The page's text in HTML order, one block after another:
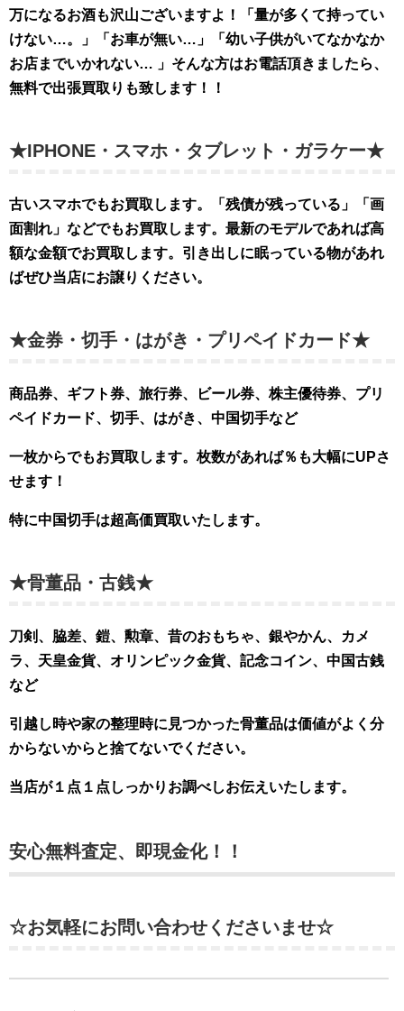
万になるお酒も沢山ございますよ！「量が多くて持ってい
けない…。」「お車が無い…」「幼い子供がいてなかなか
お店までいかれない… 」そんな方はお電話頂きましたら、
無料で出張買取りも致します！！
★IPHONE・スマホ・タブレット・ガラケー★
古いスマホでもお買取します。「残債が残っている」「画
面割れ」などでもお買取します。最新のモデルであれば高
額な金額でお買取します。引き出しに眠っている物があれ
ばぜひ当店にお譲りください。
★金券・切手・はがき・プリペイドカード★
商品券、ギフト券、旅行券、ビール券、株主優待券、プリ
ペイドカード、切手、はがき、中国切手など
一枚からでもお買取します。枚数があれば％も大幅にUPさ
せます！
特に中国切手は超高価買取いたします。
★骨董品・古銭★
刀剣、脇差、鎧、勲章、昔のおもちゃ、銀やかん、カメ
ラ、天皇金貨、オリンピック金貨、記念コイン、中国古銭
など
引越し時や家の整理時に見つかった骨董品は価値がよく分
からないからと捨てないでください。
当店が１点１点しっかりお調べしお伝えいたします。
安心無料査定、即現金化！！
☆お気軽にお問い合わせくださいませ☆